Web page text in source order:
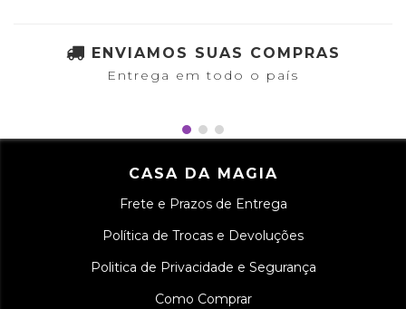
ENVIAMOS SUAS COMPRAS
Entrega em todo o país
CASA DA MAGIA
Frete e Prazos de Entrega
Política de Trocas e Devoluções
Politica de Privacidade e Segurança
Como Comprar